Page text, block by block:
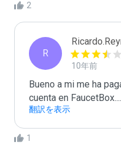
2
R
10年前
Bueno a mi me ha
cuenta en FaucetBox....
翻訳を表示
1